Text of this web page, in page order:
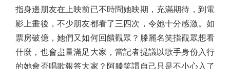
指身邊朋友在上映前已不時問她映期，充滿期待，到電
影上畫後，不少朋友都看了三四次，令她十分感激。如
票房破億，她們又如何回饋觀眾？滕麗名笑指觀眾想看
什麼，也會盡量滿足大家，當記者提議以歌手身份入行
的她會否唱歌報答大家？阿滕笑謂自己只是不小心入了